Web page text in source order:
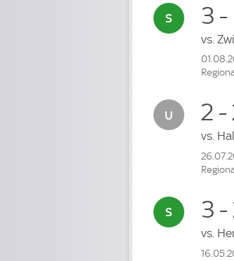
3 -
vs.
2 -
vs.
3 -
vs.